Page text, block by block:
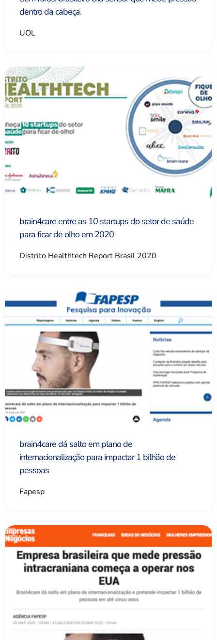
dentro da cabeça.
UOL
brain4care entre as 10 startups do setor de saúde
para ficar de olho em 2020
Distrito Healthtech Report Brasil 2020
brain4care dá salto em plano de
internacionalização para impactar 1 bilhão de
pessoas
Fapesp